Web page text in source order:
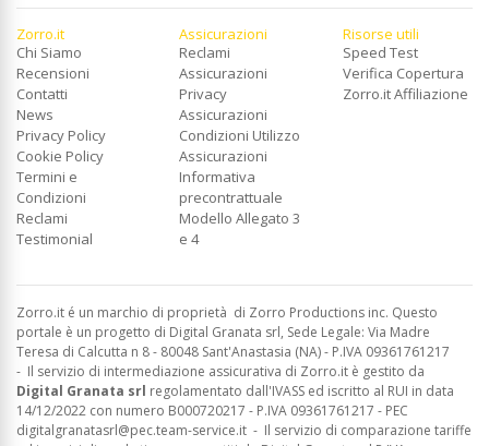
Zorro.it
Chi Siamo
Recensioni
Contatti
News
Privacy Policy
Cookie Policy
Termini e
Condizioni
Reclami
Testimonial
Assicurazioni
Reclami
Assicurazioni
Privacy
Assicurazioni
Condizioni Utilizzo
Assicurazioni
Informativa
precontrattuale
Modello Allegato 3
e 4
Risorse utili
Speed Test
Verifica Copertura
Zorro.it Affiliazione
Zorro.it é un marchio di proprietà di Zorro Productions inc. Questo
portale è un progetto di Digital Granata srl, Sede Legale: Via Madre
Teresa di Calcutta n 8 - 80048 Sant'Anastasia (NA) - P.IVA 09361761217
- Il servizio di intermediazione assicurativa di Zorro.it è gestito da
Digital Granata srl regolamentato dall'IVASS ed iscritto al RUI in data
14/12/2022 con numero B000720217 - P.IVA 09361761217 - PEC
digitalgranatasrl@pec.team-service.it - Il servizio di comparazione tariffe